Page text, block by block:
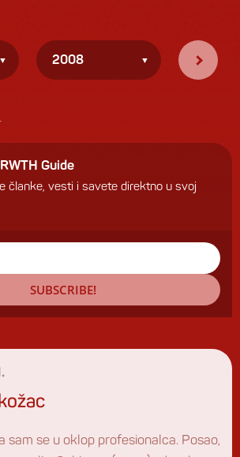
2008
Guide
članke, vesti i savete direktno u svoj
SUBSCRIBE!
sam se u oklop profesionalca. Posao,